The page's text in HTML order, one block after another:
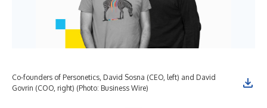
Co-founders of Personetics, David Sosna (CEO, left) and David
Govrin (COO, right) (Photo: Business Wire)